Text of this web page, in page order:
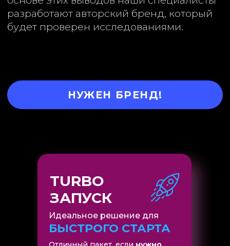
TURBO
ЗАПУСК
Идеальное решение для
БЫСТРОГО СТАРТА